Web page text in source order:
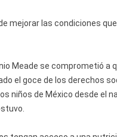
mejorar las condiciones
Meade se comprometió a
el goce de los derechos
niños de México desde el